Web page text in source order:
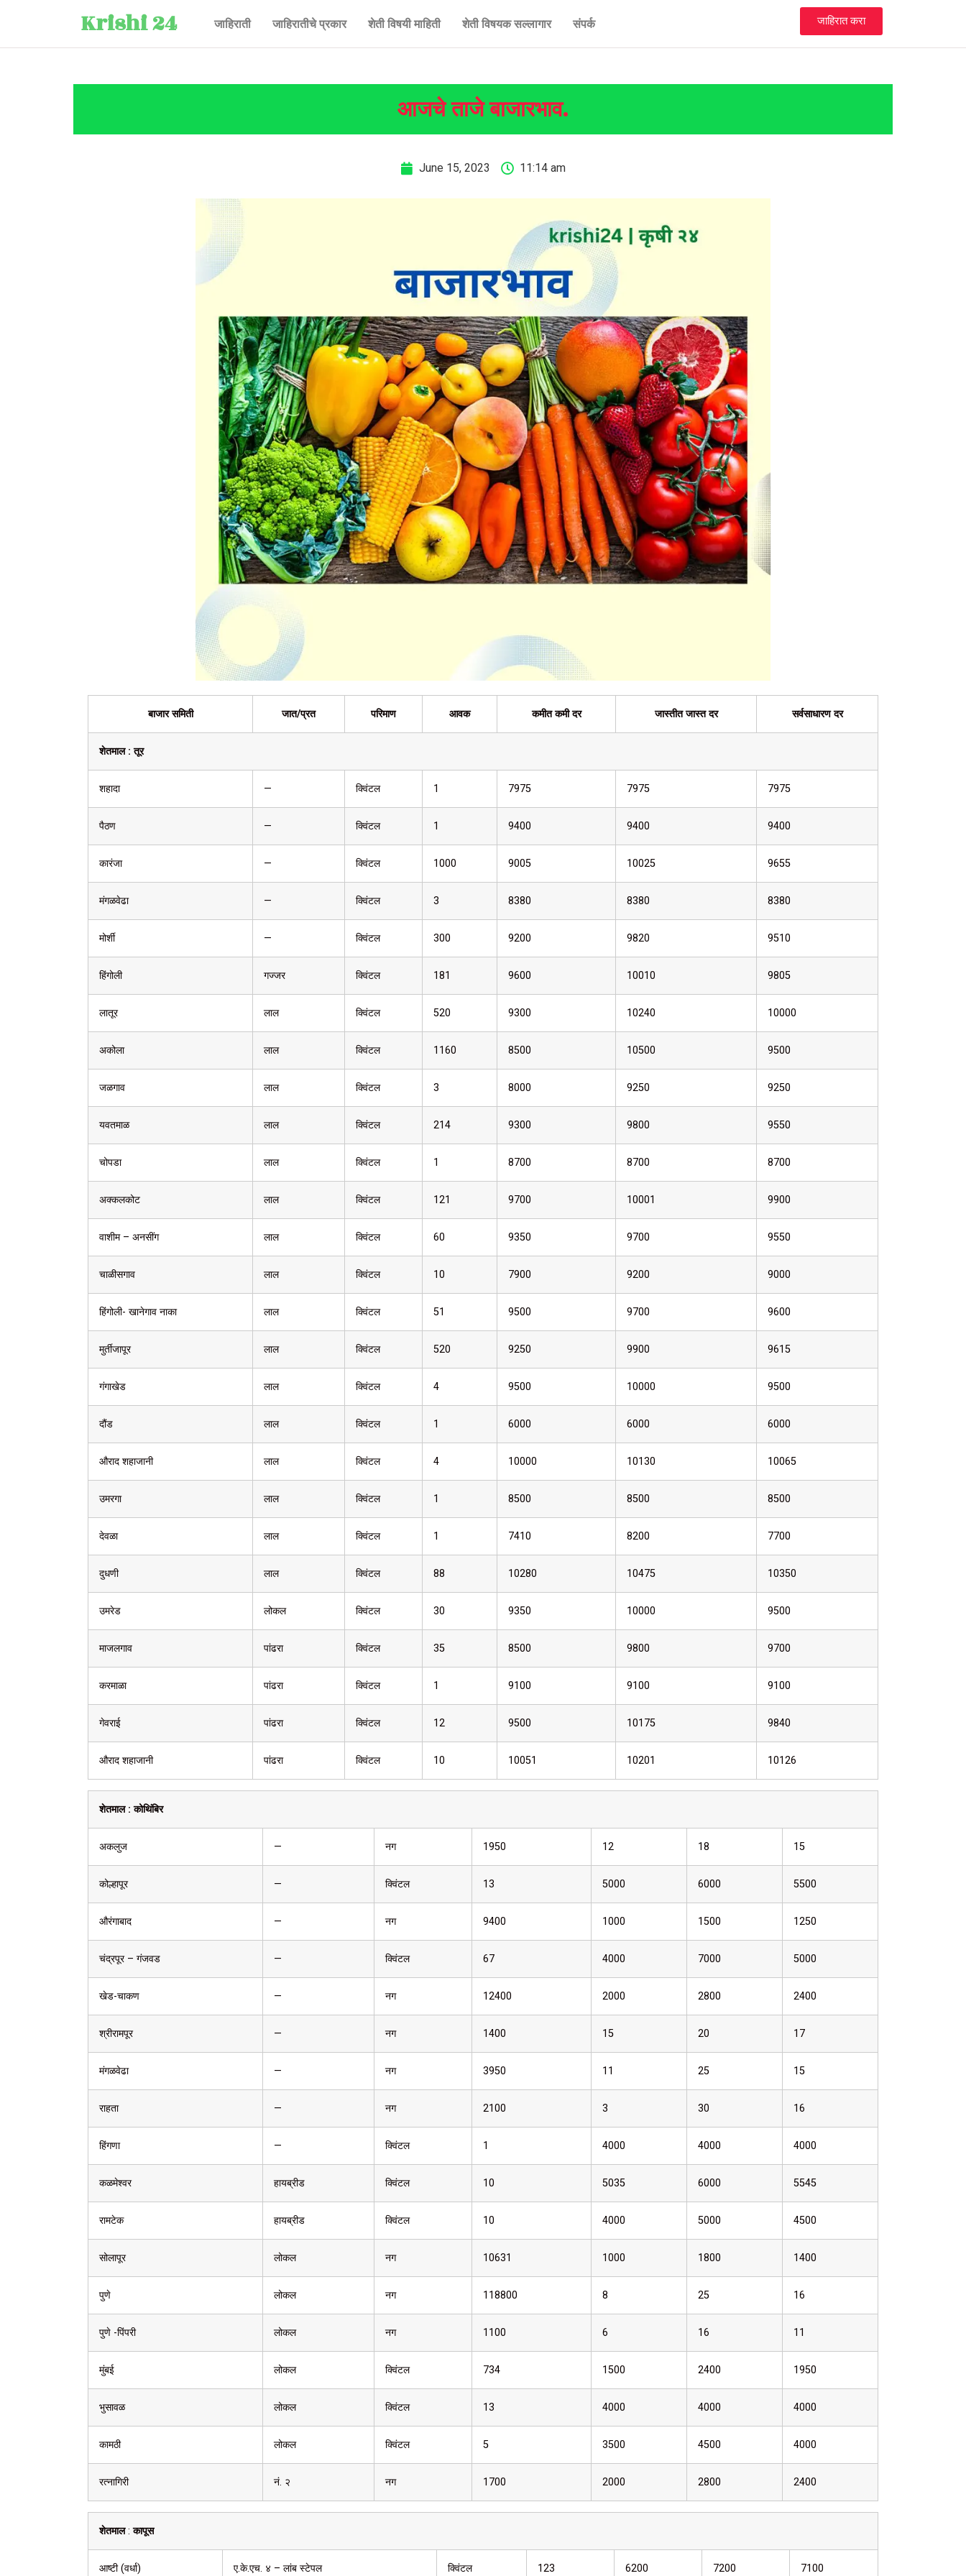
Krishi 24 जाहिराती जाहिरातीचे प्रकार शेती विषयी माहिती शेती विषयक सल्लागार संपर्क जाहिरात करा
आजचे ताजे बाजारभाव.
June 15, 2023 11:14 am
बाजार समिती जात/प्रत परिमाण आवक कमीत कमी दर जास्तीत जास्त दर सर्वसाधारण दर
शेतमाल : तूर
शहादा — क्विंटल 1 7975 7975 7975
पैठण — क्विंटल 1 9400 9400 9400
कारंजा — क्विंटल 1000 9005 10025 9655
मंगळवेढा — क्विंटल 3 8380 8380 8380
मोर्शी — क्विंटल 300 9200 9820 9510
हिंगोली गज्जर क्विंटल 181 9600 10010 9805
लातूर लाल क्विंटल 520 9300 10240 10000
अकोला लाल क्विंटल 1160 8500 10500 9500
जळगाव लाल क्विंटल 3 8000 9250 9250
यवतमाळ लाल क्विंटल 214 9300 9800 9550
चोपडा लाल क्विंटल 1 8700 8700 8700
अक्कलकोट लाल क्विंटल 121 9700 10001 9900
वाशीम – अनसींग लाल क्विंटल 60 9350 9700 9550
चाळीसगाव लाल क्विंटल 10 7900 9200 9000
हिंगोली- खानेगाव नाका लाल क्विंटल 51 9500 9700 9600
मुर्तीजापूर लाल क्विंटल 520 9250 9900 9615
गंगाखेड लाल क्विंटल 4 9500 10000 9500
दौंड लाल क्विंटल 1 6000 6000 6000
औराद शहाजानी लाल क्विंटल 4 10000 10130 10065
उमरगा लाल क्विंटल 1 8500 8500 8500
देवळा लाल क्विंटल 1 7410 8200 7700
दुधणी लाल क्विंटल 88 10280 10475 10350
उमरेड लोकल क्विंटल 30 9350 10000 9500
माजलगाव पांढरा क्विंटल 35 8500 9800 9700
करमाळा पांढरा क्विंटल 1 9100 9100 9100
गेवराई पांढरा क्विंटल 12 9500 10175 9840
औराद शहाजानी पांढरा क्विंटल 10 10051 10201 10126
शेतमाल : कोथिंबिर
अकलुज — नग 1950 12 18 15
कोल्हापूर — क्विंटल 13 5000 6000 5500
औरंगाबाद — नग 9400 1000 1500 1250
चंद्रपूर – गंजवड — क्विंटल 67 4000 7000 5000
खेड-चाकण — नग 12400 2000 2800 2400
श्रीरामपूर — नग 1400 15 20 17
मंगळवेढा — नग 3950 11 25 15
राहता — नग 2100 3 30 16
हिंगणा — क्विंटल 1 4000 4000 4000
कळमेश्वर हायब्रीड क्विंटल 10 5035 6000 5545
रामटेक हायब्रीड क्विंटल 10 4000 5000 4500
सोलापूर लोकल नग 10631 1000 1800 1400
पुणे लोकल नग 118800 8 25 16
पुणे -पिंपरी लोकल नग 1100 6 16 11
मुंबई लोकल क्विंटल 734 1500 2400 1950
भुसावळ लोकल क्विंटल 13 4000 4000 4000
कामठी लोकल क्विंटल 5 3500 4500 4000
रत्नागिरी नं. २ नग 1700 2000 2800 2400
शेतमाल:कापूस
आष्टी (वर्धा) ए.के.एच. ४ – लांब स्टेपल क्विंटल 123 6200 7200 7100